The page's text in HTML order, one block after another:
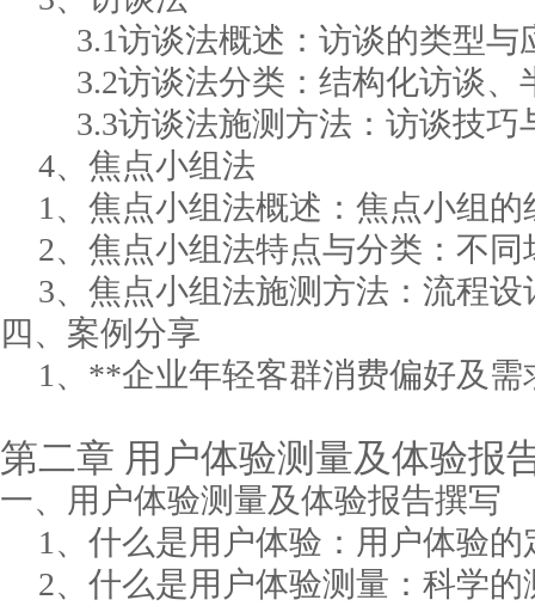
3.1访谈法概述：访谈的类型与
3.2访谈法分类：结构化访谈
3.3访谈法施测方法：访谈技巧
4、焦点小组法
1、焦点小组法概述：焦点小组的
2、焦点小组法特点与分类：不
3、焦点小组法施测方法：流程
四、案例分享
1、**企业年轻客群消费偏好及需
第二章 用户体验测量及体验报
一、用户体验测量及体验报告撰写
1、什么是用户体验：用户体验
2、什么是用户体验测量：科学的